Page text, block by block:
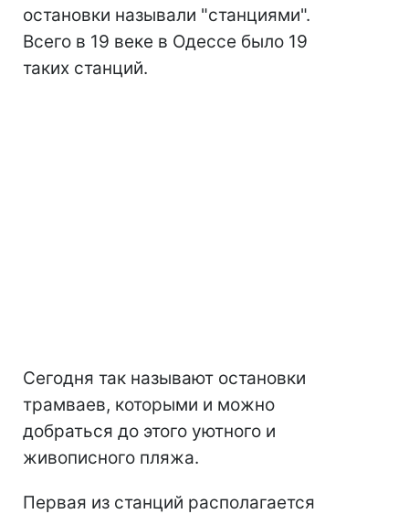
остановки называли "станциями".
Всего в 19 веке в Одессе было 19
таких станций.
Сегодня так называют остановки
трамваев, которыми и можно
добраться до этого уютного и
живописного пляжа.
Первая из станций располагается